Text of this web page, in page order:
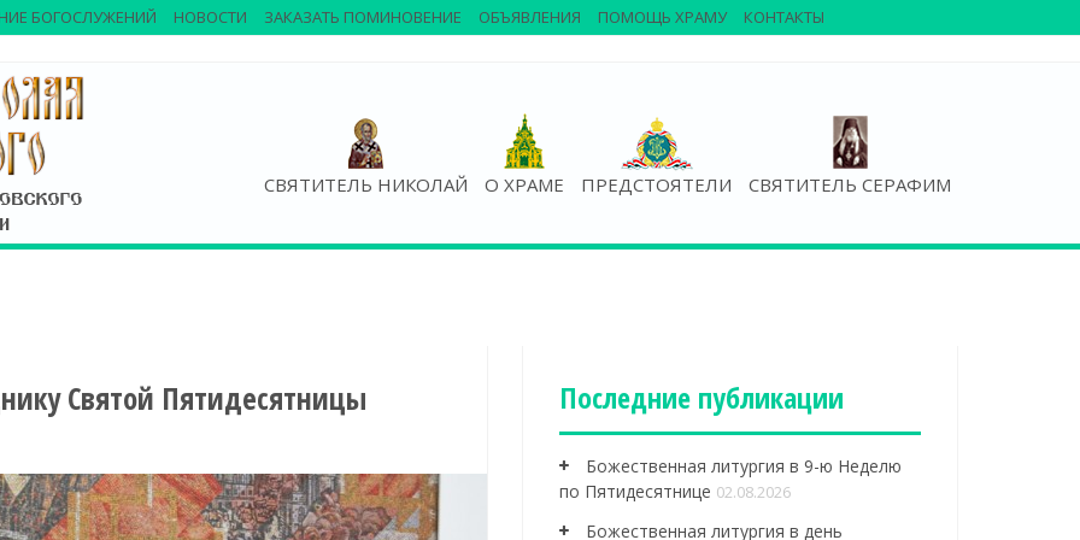
СВЯТИТЕЛЬ НИКОЛАЙ О ХРАМЕ ПРЕДСТОЯТЕЛИ СВЯТИТЕЛЬ СЕРАФИМ
БОГОСЛУЖЕНИЙ НОВОСТИ ЗАКАЗАТЬ ПОМИНОВЕНИЕ ОБЪЯВЛЕНИЯ ПОМОЩЬ ХРАМУ КОНТАКТЫ
Святой Пятидесятницы Последние публикации
Божественная литургия в 9-ю Неделю
по Пятидесятнице 02.08.2026
Божественная литургия в день